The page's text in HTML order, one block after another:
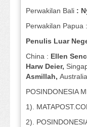
Perwakilan Bali :
Perwakilan Papua :
Penulis Luar
China : Ellen
Harw Deier,
Asmillah,
POSINDONESIA
1).
2).